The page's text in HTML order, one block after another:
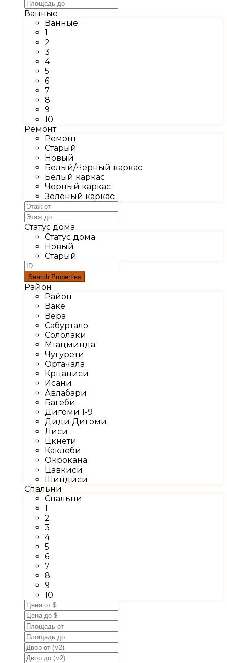
Ванные
Ванные
1
2
3
4
5
6
7
8
9
10
Ремонт
Ремонт
Старый
Новый
Белый/Черный каркас
Белый каркас
Черный каркас
Зеленый каркас
Статус дома
Статус дома
Новый
Старый
Район
Район
Ваке
Вера
Сабуртало
Сололаки
Мтацминда
Чугурети
Ортачала
Крцаниси
Исани
Авлабари
Багеби
Дигоми 1-9
Диди Дигоми
Лиси
Цкнети
Каклеби
Окрокана
Цавкиси
Шиндиси
Спальни
Спальни
1
2
3
4
5
6
7
8
9
10